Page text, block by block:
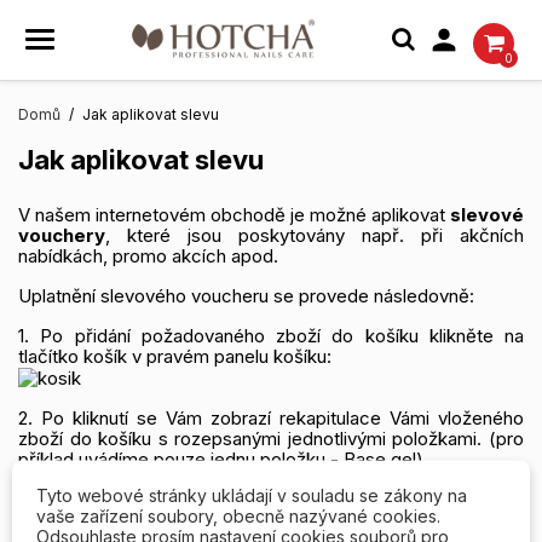

0
Domů Jak aplikovat slevu
Jak aplikovat slevu
V našem internetovém obchodě je možné aplikovat slevové
vouchery , které jsou poskytovány např. při akčních
nabídkách, promo akcích apod.
Uplatnění slevového voucheru se provede následovně:
1. Po přidání požadovaného zboží do košíku klikněte na
tlačítko košík v pravém panelu košíku:
2. Po kliknutí se Vám zobrazí rekapitulace Vámi vloženého
zboží do košíku s rozepsanými jednotlivými položkami. (pro
příklad uvádíme pouze jednu položku - Base gel)
Tyto webové stránky ukládají v souladu se zákony na
vaše zařízení soubory, obecně nazývané cookies.
Odsouhlaste prosím nastavení cookies souborů pro